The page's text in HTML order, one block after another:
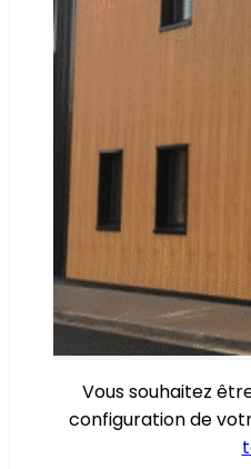
Vous souhaitez
configuration de